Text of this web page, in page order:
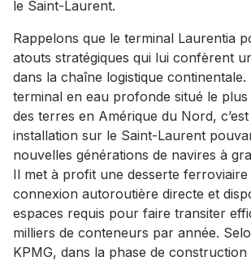
le Saint-Laurent.
Rappelons que le terminal Laurentia
atouts stratégiques qui lui confèrent
dans la chaîne logistique continentale.
terminal en eau profonde situé le plus
des terres en Amérique du Nord,
installation sur le Saint-Laurent
nouvelles générations de navires à
Il met à profit une desserte ferroviaire
connexion autoroutière directe et
espaces requis pour faire transiter
milliers de conteneurs par année.
KPMG, dans la phase de